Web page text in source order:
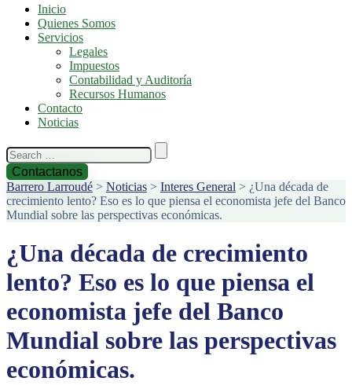
Inicio
Quienes Somos
Servicios
Legales
Impuestos
Contabilidad y Auditoría
Recursos Humanos
Contacto
Noticias
Search
for:
Contactanos
Barrero Larroudé > Noticias > Interes General > ¿Una década de
crecimiento lento? Eso es lo que piensa el economista jefe del Banco
Mundial sobre las perspectivas económicas.
¿Una década de crecimiento
lento? Eso es lo que piensa el
economista jefe del Banco
Mundial sobre las perspectivas
económicas.